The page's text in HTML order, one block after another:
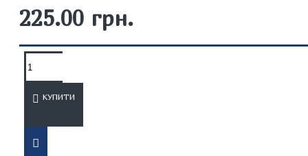
225.00 грн.
КУПИТИ
ОПИС
з 8 модулів для НУШ 5 клас